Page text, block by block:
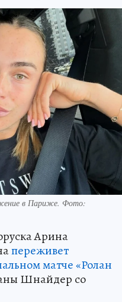
в Париже. Фото:
Арина
переживет
матче «Ролан
Шнайдер со